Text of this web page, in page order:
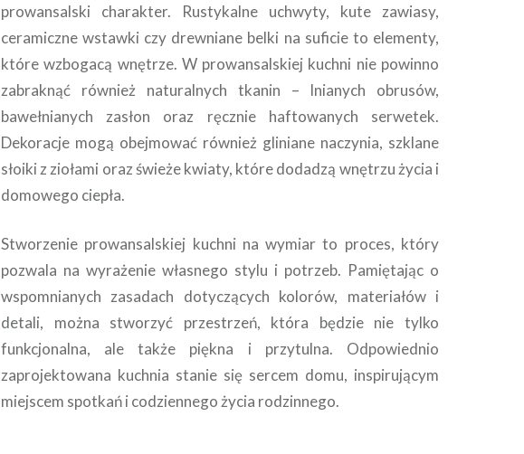
prowansalski charakter. Rustykalne uchwyty, kute zawiasy,
ceramiczne wstawki czy drewniane belki na suficie to elementy,
które wzbogacą wnętrze. W prowansalskiej kuchni nie powinno
zabraknąć również naturalnych tkanin – lnianych obrusów,
bawełnianych zasłon oraz ręcznie haftowanych serwetek.
Dekoracje mogą obejmować również gliniane naczynia, szklane
słoiki z ziołami oraz świeże kwiaty, które dodadzą wnętrzu życia i
domowego ciepła.
Stworzenie prowansalskiej kuchni na wymiar to proces, który
pozwala na wyrażenie własnego stylu i potrzeb. Pamiętając o
wspomnianych zasadach dotyczących kolorów, materiałów i
detali, można stworzyć przestrzeń, która będzie nie tylko
funkcjonalna, ale także piękna i przytulna. Odpowiednio
zaprojektowana kuchnia stanie się sercem domu, inspirującym
miejscem spotkań i codziennego życia rodzinnego.